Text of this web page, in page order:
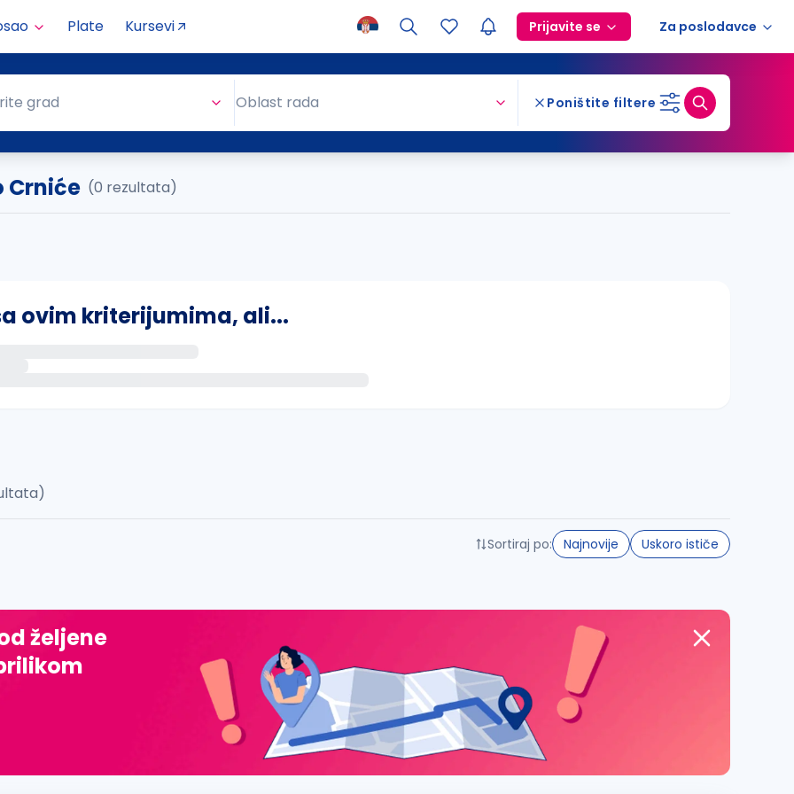
Plate Kursevi Prijavite se Za poslodavce
grad Oblast rada Poništite filtere
Crniće (0 rezultata)
ovim kriterijumima, ali...
đ, ž, dž)
Sortiraj po: Najnovije Uskoro ističe
željene